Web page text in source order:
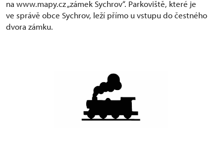
na www.mapy.cz „zámek Sychrov“. Parkoviště, které je
ve správě obce Sychrov, leží přímo u vstupu do čestného
dvora zámku.